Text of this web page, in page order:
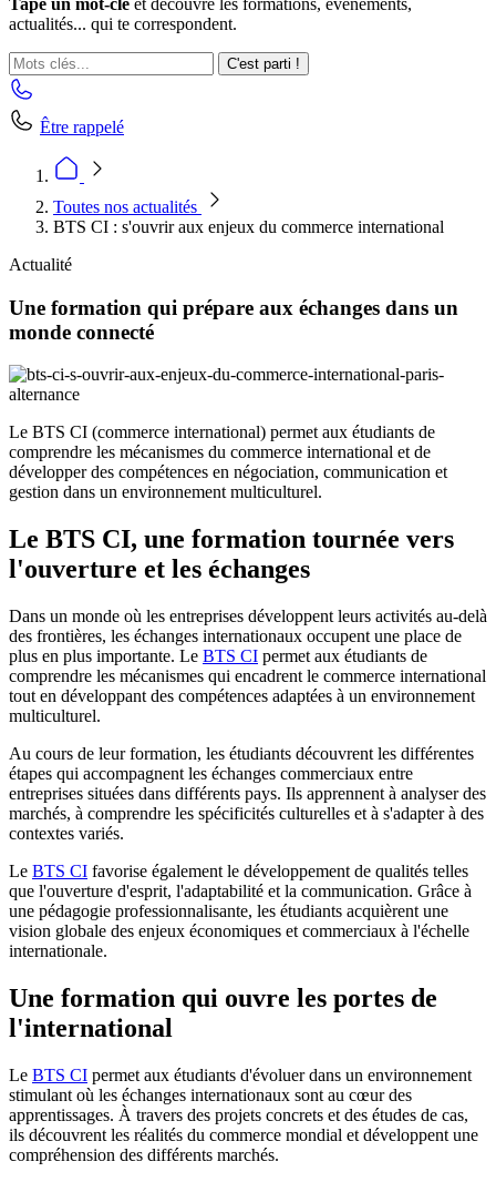
Tape un mot-clé et découvre les formations, événements,
actualités... qui te correspondent.
C'est parti !
Être rappelé
Toutes nos actualités
BTS CI : s'ouvrir aux enjeux du commerce international
Actualité
Une formation qui prépare aux échanges dans un
monde connecté
Le BTS CI (commerce international) permet aux étudiants de
comprendre les mécanismes du commerce international et de
développer des compétences en négociation, communication et
gestion dans un environnement multiculturel.
Le BTS CI, une formation tournée vers
l'ouverture et les échanges
Dans un monde où les entreprises développent leurs activités au-delà
des frontières, les échanges internationaux occupent une place de
plus en plus importante. Le BTS CI permet aux étudiants de
comprendre les mécanismes qui encadrent le commerce international
tout en développant des compétences adaptées à un environnement
multiculturel.
Au cours de leur formation, les étudiants découvrent les différentes
étapes qui accompagnent les échanges commerciaux entre
entreprises situées dans différents pays. Ils apprennent à analyser des
marchés, à comprendre les spécificités culturelles et à s'adapter à des
contextes variés.
Le BTS CI favorise également le développement de qualités telles
que l'ouverture d'esprit, l'adaptabilité et la communication. Grâce à
une pédagogie professionnalisante, les étudiants acquièrent une
vision globale des enjeux économiques et commerciaux à l'échelle
internationale.
Une formation qui ouvre les portes de
l'international
Le BTS CI permet aux étudiants d'évoluer dans un environnement
stimulant où les échanges internationaux sont au cœur des
apprentissages. À travers des projets concrets et des études de cas,
ils découvrent les réalités du commerce mondial et développent une
compréhension des différents marchés.